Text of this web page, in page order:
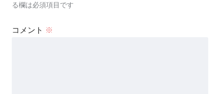
る欄は必須項目です
コメント ※